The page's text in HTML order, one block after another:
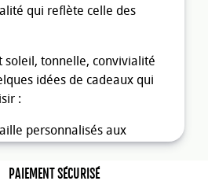
qui reflète celle des
soleil, tonnelle, convivialité
idées de cadeaux qui
:
personnalisés aux
sont des cadeaux
avec allure vos invités
PAIEMENT SÉCURISÉ